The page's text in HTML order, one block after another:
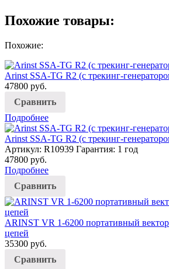
Похожие товары:
Похожие:
Arinst SSA-TG R2 (с трекинг-
47800 руб.
Сравнить
Подробнее
Arinst SSA-TG R2 (с трекинг-
Артикул: R10939 Гарантия: 1 год
47800 руб.
Подробнее
Сравнить
ARINST VR 1-6200 портативный
цепей
35300 руб.
Сравнить